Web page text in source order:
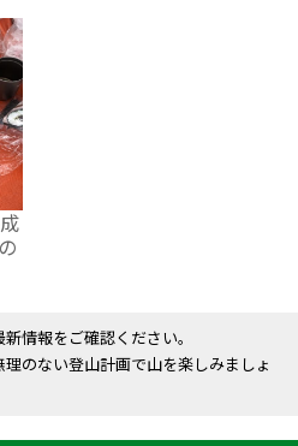
情報をご確認ください。
のない登山計画で山を楽しみましょ